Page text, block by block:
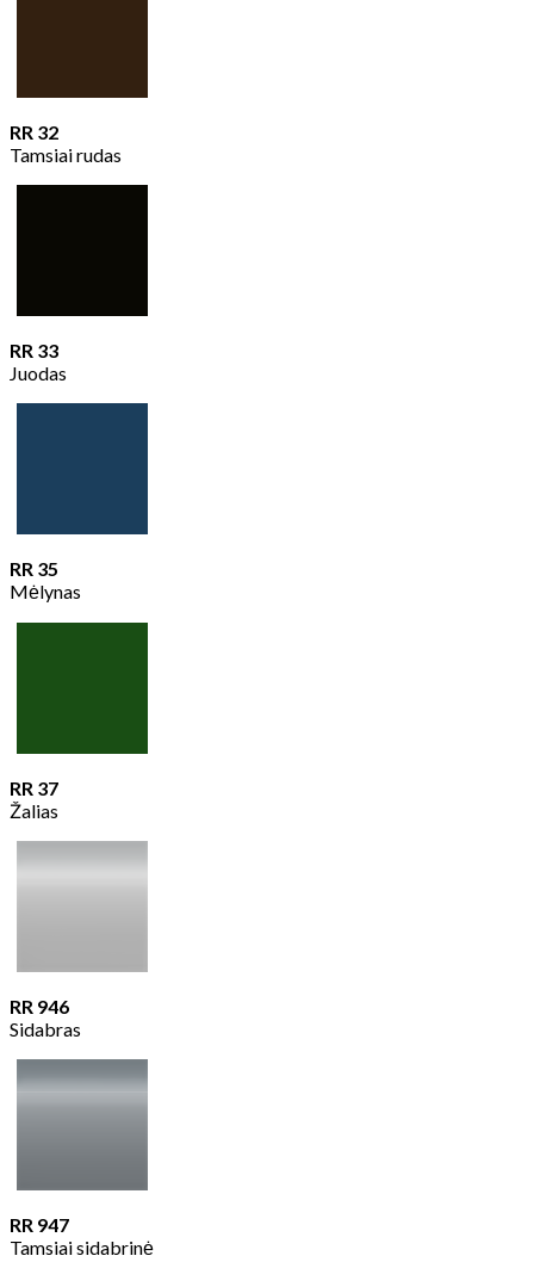
RR 32
Tamsiai rudas
RR 33
Juodas
RR 35
Mėlynas
RR 37
Žalias
RR 946
Sidabras
RR 947
Tamsiai sidabrinė